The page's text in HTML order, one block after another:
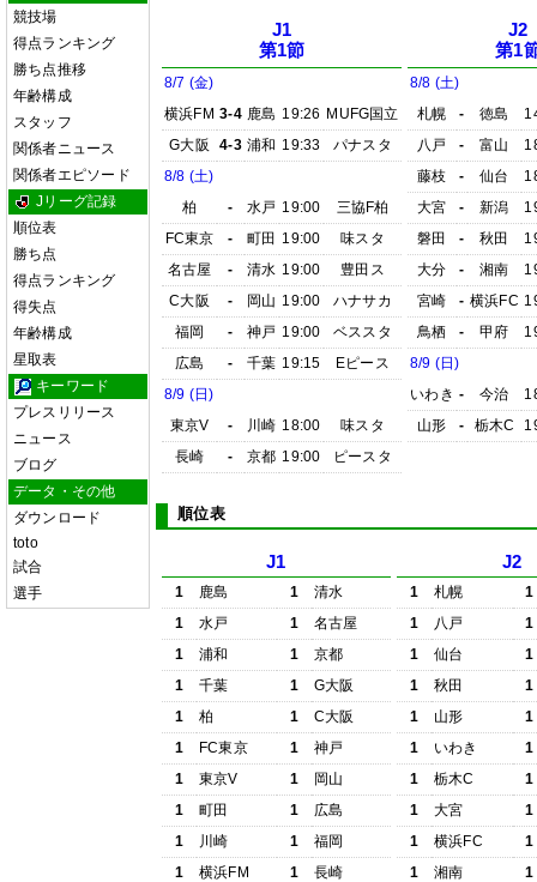
競技場
得点ランキング
勝ち点推移
年齢構成
スタッフ
関係者ニュース
関係者エピソード
Jリーグ記録
順位表
勝ち点
得点ランキング
得失点
年齢構成
星取表
キーワード
プレスリリース
ニュース
ブログ
データ・その他
ダウンロード
toto
試合
選手
J1
第1節
8/7 (金)
横浜FM 3-4 鹿島 19:26 MUFG国立
G大阪
4-3 浦和 19:33
パナスタ
8/8 (土)
柏
- 水戸 19:00
三協F柏
FC東京
- 町田 19:00
味スタ
名古屋
- 清水 19:00
豊田ス
C大阪
- 岡山 19:00
ハナサカ
福岡
- 神戸 19:00
ベススタ
広島
- 千葉 19:15
Eピース
8/9 (日)
東京V
- 川崎 18:00
味スタ
長崎
- 京都 19:00 ピースタ
J2
第1
8/8 (土)
札幌
- 徳島
八戸
- 富山
藤枝
- 仙台
大宮
- 新潟
磐田
- 秋田
大分
- 湘南
宮崎
- 横浜FC
鳥栖
- 甲府
8/9 (日)
いわき - 今治
山形
- 栃木C
順位表
J1
1 鹿島 1
清水
1
水戸 1
名古屋
1
浦和 1
京都
1
千葉 1
G大阪
1
柏 1
C大阪
1
FC東京 1
神戸
1
東京V 1
岡山
1
町田 1
広島
1
川崎 1
福岡
1
横浜FM 1 長崎
J2
1 札幌
1
1
八戸
1
1
仙台
1
1
秋田
1
1
山形
1
1
いわき
1
1
栃木C
1
1
大宮
1
1
横浜FC
1
1
湘南 1